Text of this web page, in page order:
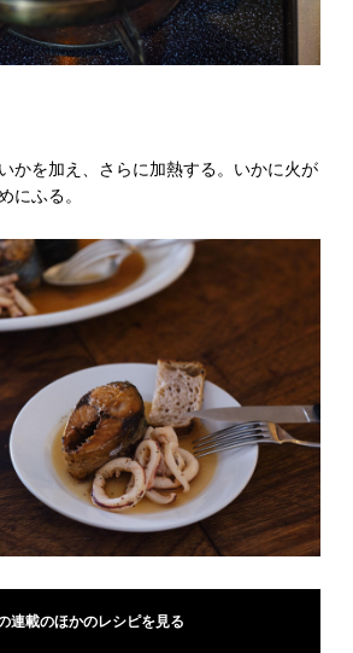
かを加え、さらに加熱する。いかに火が
にふる。
連載のほかのレシピを見る